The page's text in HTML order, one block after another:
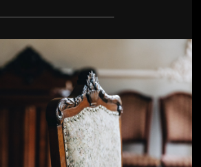
Jön még kép!